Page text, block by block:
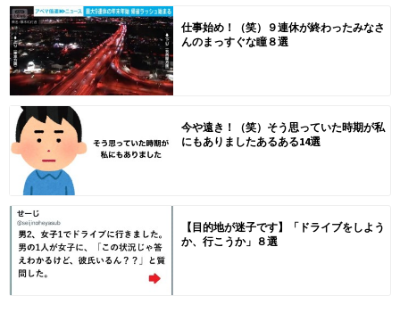
仕事始め！（笑）９連休が終わったみなさ
んのまっすぐな瞳８選
今や遠き！（笑）そう思っていた時期が私
にもありましたあるある14選
【目的地が迷子です】「ドライブをしよう
か、行こうか」８選